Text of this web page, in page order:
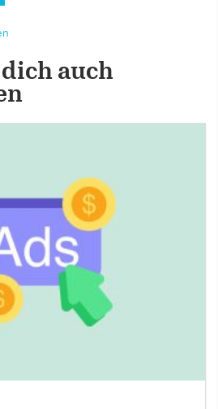
auch